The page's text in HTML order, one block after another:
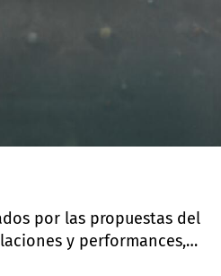
por las propuestas del
y performances,